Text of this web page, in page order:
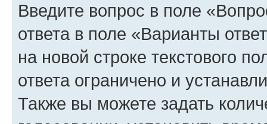
Введите вопрос в поле
ответа в поле «Варианты
на новой строке текстового
ответа ограничено и
Также вы можете задать